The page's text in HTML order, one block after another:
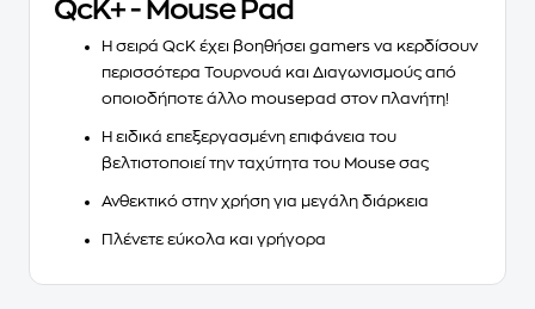
QcK+ - Mouse Pad
Η σειρά QcK έχει βοηθήσει gamers να κερδίσουν
περισσότερα Τουρνουά και Διαγωνισμούς από
οποιοδήποτε άλλο mousepad στον πλανήτη!
Η ειδικά επεξεργασμένη επιφάνεια του
βελτιστοποιεί την ταχύτητα του Mouse σας
Ανθεκτικό στην χρήση για μεγάλη διάρκεια
Πλένετε εύκολα και γρήγορα